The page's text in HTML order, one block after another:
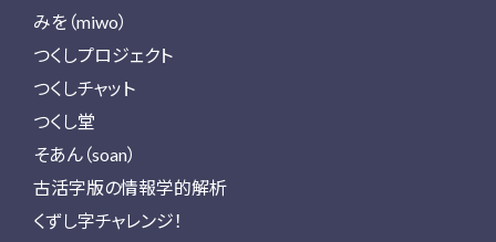
みを（miwo）
つくしプロジェクト
つくしチャット
つくし堂
そあん（soan）
古活字版の情報学的解析
くずし字チャレンジ！